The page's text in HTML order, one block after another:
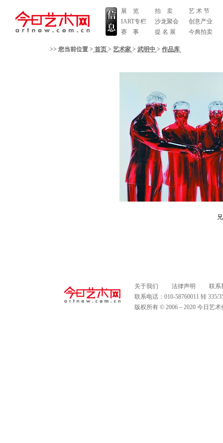
展 览
IART专栏
赛 事
拍 卖
沙龙聚会
提 名 展
艺 术 节
创意产业
今典拍卖
>> 您当前位置 > 首页 > 艺术家 > 武明中 > 作品库
关于我们 法律声明
联系
联系电话：010-58760011 转
版权所有 © 2006－2020 今日艺